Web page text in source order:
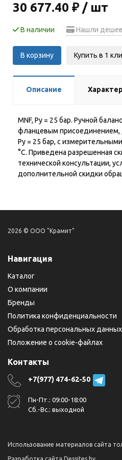
30 677.40 ₽ / шт
В наличии Нашли
В корзину Купить в 1
Описание
MNF, Py = 25 бар. Ручной
фланцевым присоединением,
Ру = 25 бар, с
°С. Приведена разрешенная
технической консультации,
дополнительной скидки
2026 © ООО "Крамит"
Навигация
Каталог
О компании
Бренды
Политика конфиденциальности
Обработка персональных данных
Положение о cookie-файлах
Контакты
+7(977) 474-62-50
Пн-Пт.: 09:00-18:00
Сб.-Вс.: выходной
Использование материалов сайта